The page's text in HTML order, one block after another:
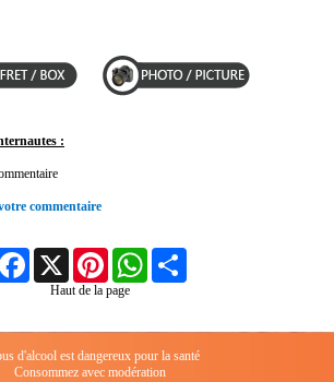
:
commentaire
FacebookX Pinterest WhatsApp
Haut de la page
d'alcool est dangereux pour la santé
Consommez avec modération